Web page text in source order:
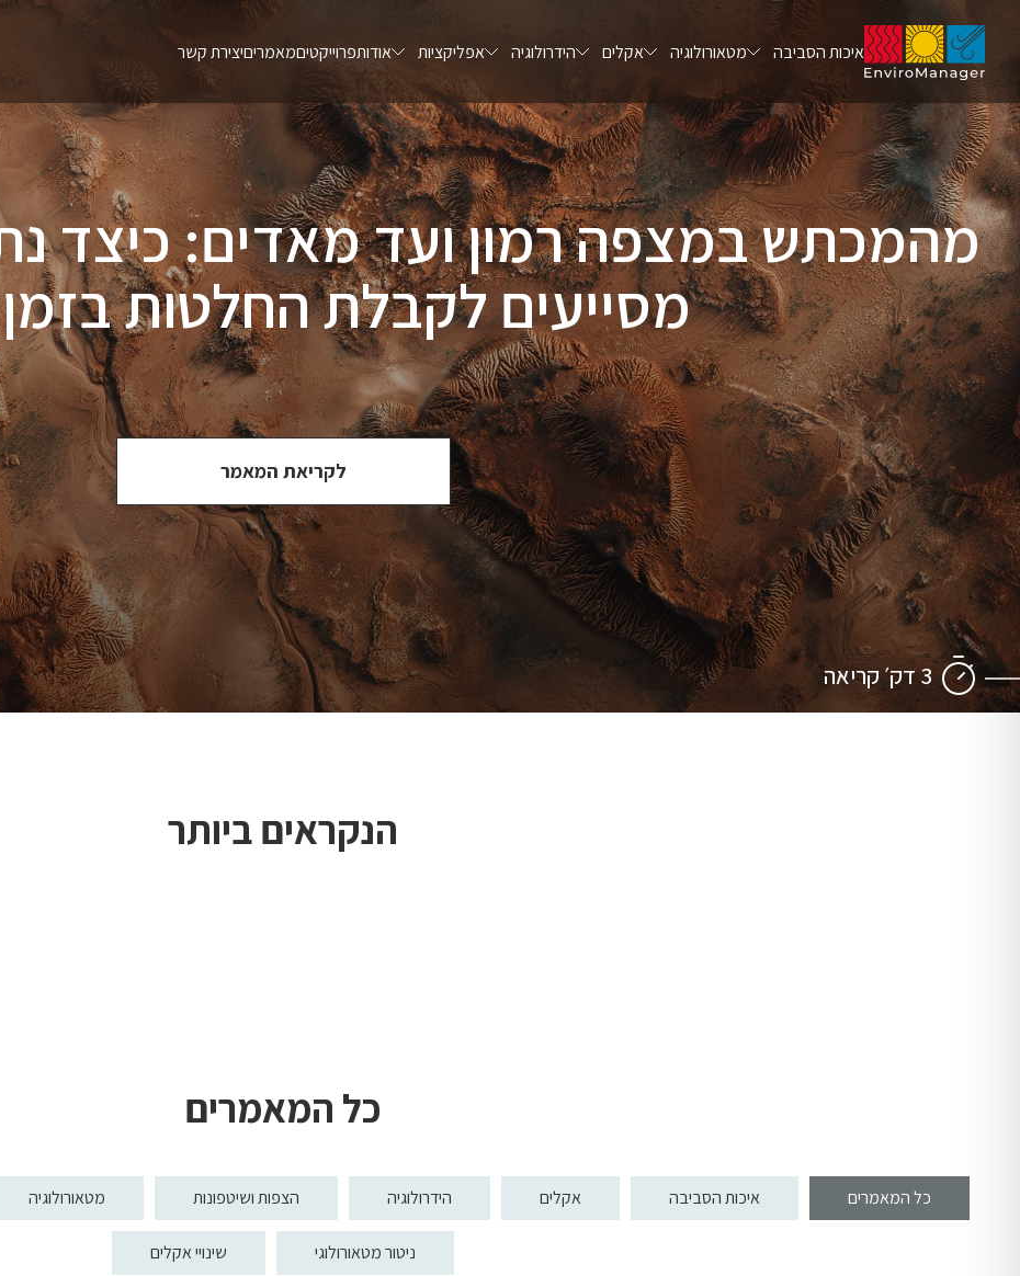
איכות הסביבה מטאורולוגיה אקלים הידרולוגיה אפליקציות אודותפרוייקטיםמאמריםיצירת קשר
מהמכתש במצפה רמון ועד מאדים: כיצד
מסייעים לקבלת החלטות
לקריאת המאמר
3 דק׳ קריאה
הנקראים ביותר
כל המאמרים
כל המאמרים איכות הסביבה אקלים הידרולוגיה הצפות ושיטפונות מטאורולוגיה
ניטור מטאורולוגי שינויי אקלים